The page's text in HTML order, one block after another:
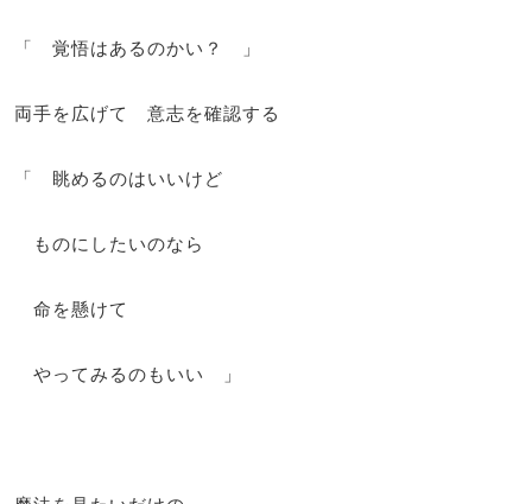
「 覚悟はあるのかい？ 」
両手を広げて 意志を確認する
「 眺めるのはいいけど
ものにしたいのなら
命を懸けて
やってみるのもいい 」